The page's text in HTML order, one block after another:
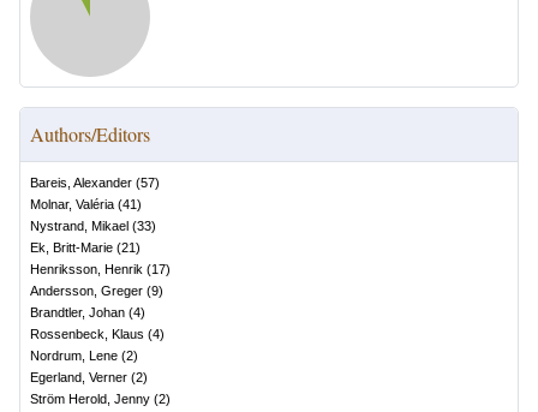
Authors/Editors
Bareis, Alexander (57)
Molnar, Valéria (41)
Nystrand, Mikael (33)
Ek, Britt-Marie (21)
Henriksson, Henrik (17)
Andersson, Greger (9)
Brandtler, Johan (4)
Rossenbeck, Klaus (4)
Nordrum, Lene (2)
Egerland, Verner (2)
Ström Herold, Jenny (2)